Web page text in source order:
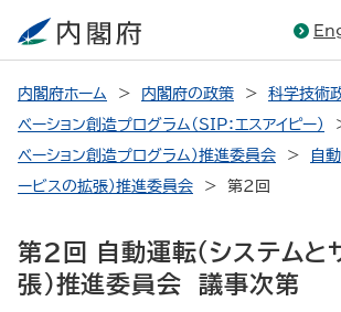
内閣府ホーム 内閣府の政策 科学技術
ベーション創造プログラム（SIP：エスアイピー）
ベーション創造プログラム）推進委員会
自
ービスの拡張）推進委員会
第2回
第2回 自動運転（システムと
張）推進委員会 議事次第